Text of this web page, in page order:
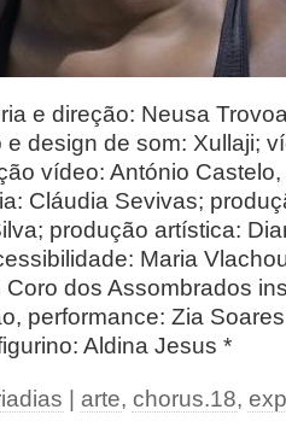
e direção: Neusa
design de som: Xullaji;
vídeo: António
Cláudia Sevivas;
produção artística:
Maria
Coro dos Assombrados
performance: Zia
Aldina Jesus *
arte, chorus.18,